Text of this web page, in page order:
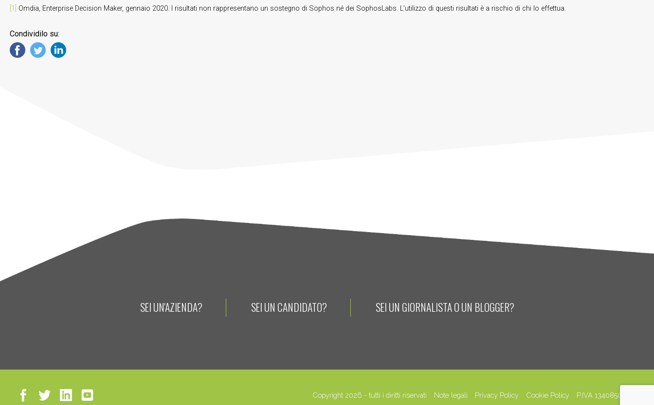
[1] Omdia, Enterprise Decision Maker, gennaio 2020. I risultati non rappresentano un sostegno di Sophos né dei SophosLabs. L’utilizzo di questi risultati è a rischio di chi lo effettua.
Condividilo su:
SEI UN'AZIENDA? SEI UN CANDIDATO? SEI UN GIORNALISTA O UN BLOGGER?
Copyright 2026 - tutti i diritti riservati Note legali Privacy Policy Cookie Policy P.IVA 13408500158